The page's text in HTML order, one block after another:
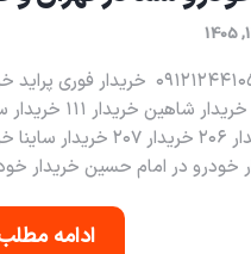
خریدار فوری خودرو ۰۹۱۲۱۲۴۴۱۰۵ خریدار فوری
تیبا خریدار کوییک خریدار شاهین
خریدار سورن خریدار ۲۰۶ خریدار ۲۰۷
خودرو در امام حسین خریدار
ادامه